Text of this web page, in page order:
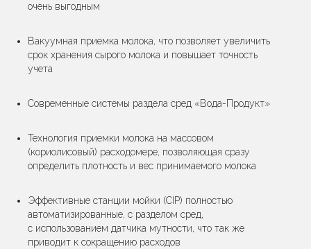
очень выгодным
Вакуумная приемка молока, что позволяет увеличить
срок хранения сырого молока и повышает точность
учета
Современные системы раздела сред «Вода-Продукт»
Технология приемки молока на массовом
(кориолисовый) расходомере, позволяющая сразу
определить плотность и вес принимаемого молока
Эффективные станции мойки (CIP) полностью
автоматизированные, с разделом сред,
с использованием датчика мутности, что так же
приводит к сокращению расходов
Каталог
оборудования